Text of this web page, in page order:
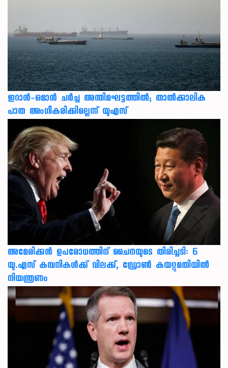
ഇറാന്‍-ഒമാന്‍ ചര്‍ച്ച അന്തിമഘട്ടത്തില്‍; താല്‍ക്കാലിക
പാത അംഗീകരിക്കില്ലെന്ന് യുഎസ്
അമേരിക്കൻ ഉപരോധത്തിന് ചൈനയുടെ തിരിച്ചടി: 6
യു.എസ് കമ്പനികൾക്ക് വിലക്ക്, ഡ്രോൺ കയറ്റുമതിയിൽ
നിയന്ത്രണം